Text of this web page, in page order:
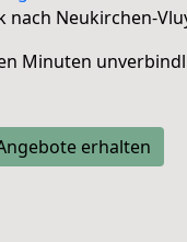
nach Neukirchen-
Minuten
erhalten